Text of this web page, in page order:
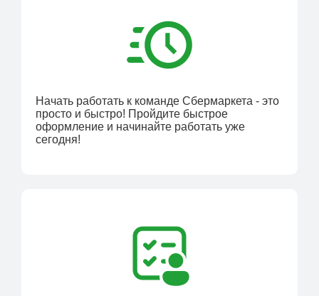
Начать работать к команде Сбермаркета - это
просто и быстро! Пройдите быстрое
оформление и начинайте работать уже
сегодня!